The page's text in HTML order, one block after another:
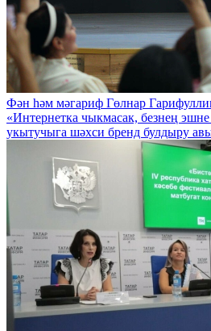
Фән һәм мәгариф Гөлнар
«Интернетка чыкмасак, безнең
укытучыга шәхси бренд булдыру